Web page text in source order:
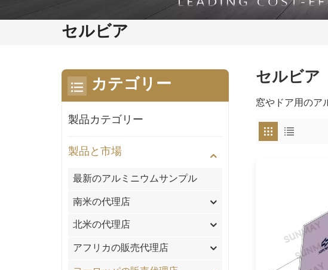
セルビア
セルビア
窓やドア用のア
カテゴリー
製品カテゴリー
製品と市場
最新のアルミニウムサンプル
南米の代理店
北米の代理店
アフリカの販売代理店